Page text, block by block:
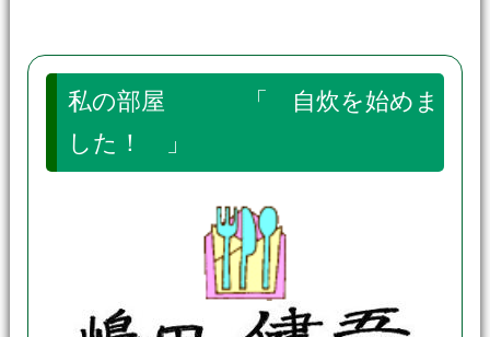
私の部屋 「 自炊を始めま
した！ 」